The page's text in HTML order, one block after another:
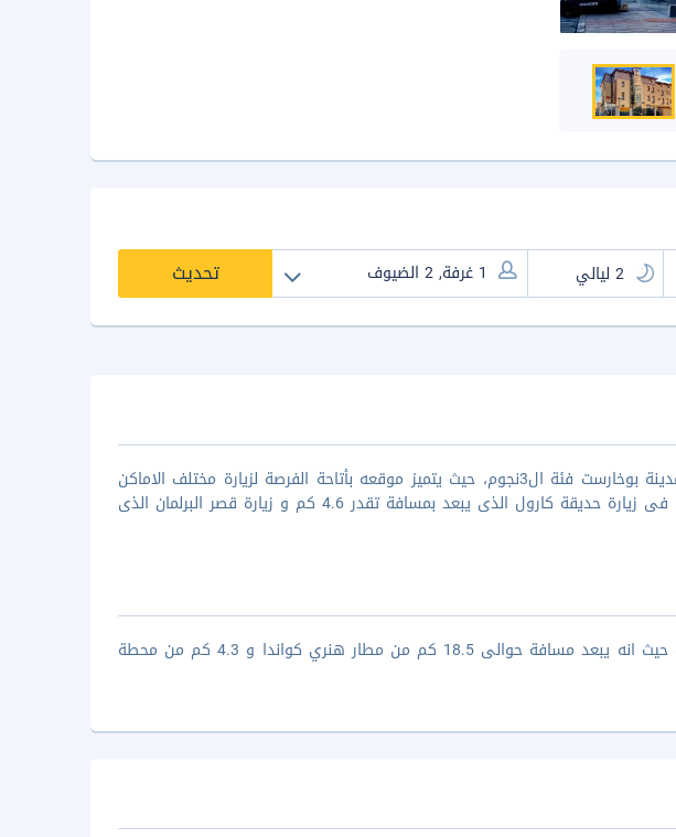
تحديث
يعد فندق أمفيتريون من أفضل أماكن الاقامة فى مدينة بوخارست فئة ال3نجوم، حيث يتميز موقعه بأتاحة الفرصة لزيارة مختلف الاماكن
السياحية والترفيهية المشهورة بالمدينة والتى تتمثل فى زيارة حديقة كارول الذى يبعد بمسافة تقدر 4.6 كم و زيارة قصر البرلمان الذى
يقع فندق أمفيتريون فى قلب وسط مدينة بوخارست حيث انه يبعد مسافة حوالى 18.5 كم من مطار هنري كواندا و 4.3 كم من محطة